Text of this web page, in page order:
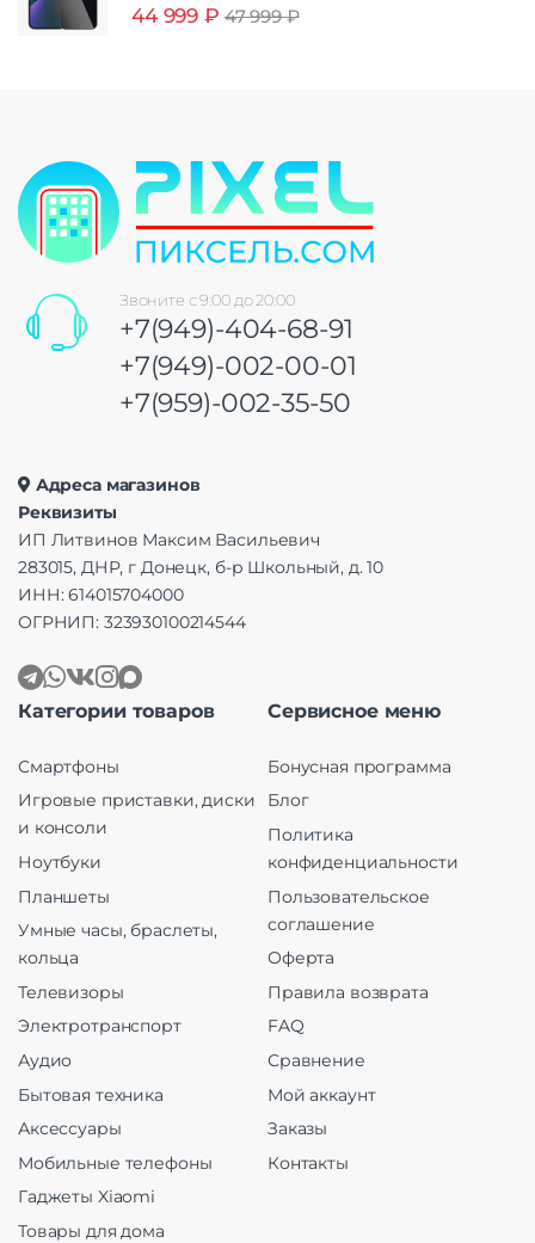
44 999 ₽ 47 999₽
Звоните с 9:00 до 20:00
+7(949)-404-68-91
+7(949)-002-00-01
+7(959)-002-35-50
Адреса магазинов
Реквизиты
ИП Литвинов Максим Васильевич
283015, ДНР, г Донецк, б-р Школьный, д. 10
ИНН: 614015704000
ОГРНИП: 323930100214544
Категории товаров
Смартфоны
Игровые приставки, диски
и консоли
Ноутбуки
Планшеты
Умные часы, браслеты,
кольца
Телевизоры
Электротранспорт
Аудио
Бытовая техника
Аксессуары
Мобильные телефоны
Гаджеты Xiaomi
Товары для дома
Сервисное меню
Бонусная программа
Блог
Политика
конфиденциальности
Пользовательское
соглашение
Оферта
Правила возврата
FAQ
Сравнение
Мой аккаунт
Заказы
Контакты